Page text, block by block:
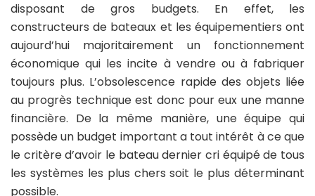
disposant de gros budgets. En effet, les
constructeurs de bateaux et les équipementiers ont
aujourd’hui majoritairement un fonctionnement
économique qui les incite à vendre ou à fabriquer
toujours plus. L’obsolescence rapide des objets liée
au progrès technique est donc pour eux une manne
financière. De la même manière, une équipe qui
possède un budget important a tout intérêt à ce que
le critère d’avoir le bateau dernier cri équipé de tous
les systèmes les plus chers soit le plus déterminant
possible.